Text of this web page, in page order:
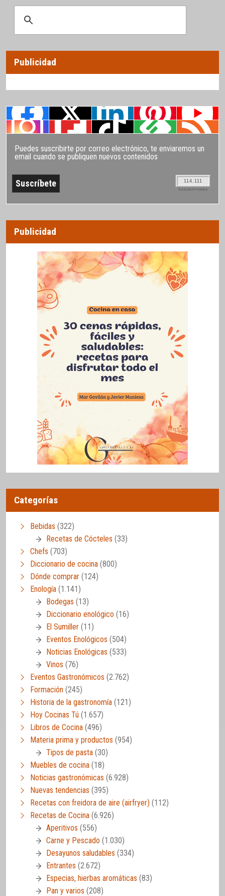
Publicidad
Puedes suscribirte por correo electrónico, te enviaremos un
email cuando se publiquen nuevos contenidos
114.111
SUSCRIPTORES
Publicidad
Categorías
Bebidas (322)
Recetas de Cócteles (33)
Chefs (703)
Diccionario de cocina (800)
Dónde comprar (124)
Enología (1.141)
Bodegas (13)
Diccionario enológico (16)
El Sumiller (11)
Eventos Enológicos (504)
Noticias Enológicas (533)
Vinos (76)
Eventos Gastronómicos (2.762)
Formación (245)
Historia de la gastronomía (121)
Hoy Cocinas Tú (1.657)
Libros de Cocina (496)
Materia prima y productos (954)
Tipos de pasta (30)
Muebles de cocina (18)
Noticias gastronómicas (6.928)
Nuevas tendencias (395)
Recetas con freidora de aire (airfryer) (112)
Recetas de Cocina (6.926)
Aperitivos (556)
Carne y Pescado (1.030)
Desayunos saludables (334)
Entrantes (2.672)
Especias, hierbas aromáticas (83)
Pan y varios (208)